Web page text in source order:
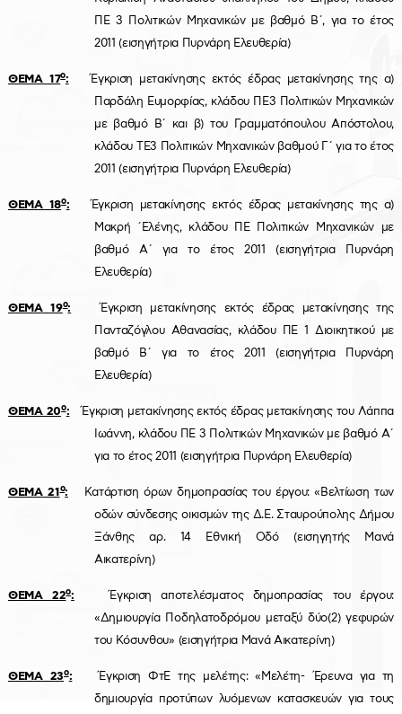
ΠΕ 3 Πολιτικών Μηχανικών με βαθμό Β΄, για το έτος
2011 (εισηγήτρια Πυρνάρη Ελευθερία)
ΘΕΜΑ 17ο: Έγκριση μετακίνησης εκτός έδρας μετακίνησης της α)
Παρδάλη Ευμορφίας, κλάδου ΠΕ3 Πολιτικών Μηχανικών
με βαθμό Β΄ και β) του Γραμματόπουλου Απόστολου,
κλάδου ΤΕ3 Πολιτικών Μηχανικών βαθμού Γ΄ για το έτος
2011 (εισηγήτρια Πυρνάρη Ελευθερία)
ΘΕΜΑ 18ο: Έγκριση μετακίνησης εκτός έδρας μετακίνησης της α)
Μακρή ΄Ελένης, κλάδου ΠΕ Πολιτικών Μηχανικών με
βαθμό Α΄ για το έτος 2011 (εισηγήτρια Πυρνάρη
Ελευθερία)
ΘΕΜΑ 19ο: Έγκριση μετακίνησης εκτός έδρας μετακίνησης της
Πανταζόγλου Αθανασίας, κλάδου ΠΕ 1 Διοικητικού με
βαθμό Β΄ για το έτος 2011 (εισηγήτρια Πυρνάρη
Ελευθερία)
ΘΕΜΑ 20ο: Έγκριση μετακίνησης εκτός έδρας μετακίνησης του Λάππα
Ιωάννη, κλάδου ΠΕ 3 Πολιτικών Μηχανικών με βαθμό Α΄
για το έτος 2011 (εισηγήτρια Πυρνάρη Ελευθερία)
ΘΕΜΑ 21ο: Κατάρτιση όρων δημοπρασίας του έργου: «Βελτίωση των
οδών σύνδεσης οικισμών της Δ.Ε. Σταυρούπολης Δήμου
Ξάνθης αρ. 14 Εθνική Οδό (εισηγητής Μανά
Αικατερίνη)
ΘΕΜΑ 22ο: Έγκριση αποτελέσματος δημοπρασίας του έργου:
«Δημιουργία Ποδηλατοδρόμου μεταξύ δύο(2) γεφυρών
του Κόσυνθου» (εισηγήτρια Μανά Αικατερίνη)
ΘΕΜΑ 23ο: Έγκριση ΦτΕ της μελέτης: «Μελέτη- Έρευνα για τη
δημιουργία προτύπων λυόμενων κατασκευών για τους